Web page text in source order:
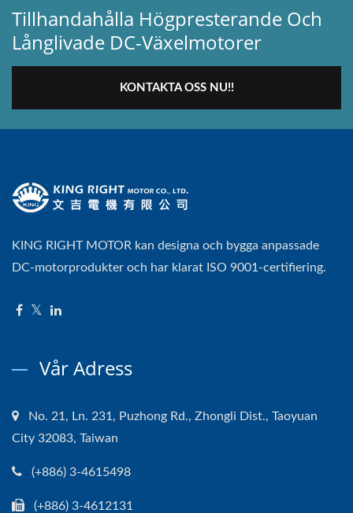
Tillhandahålla Högpresterande Och
Långlivade DC-Växelmotorer
KONTAKTA OSS NU!!
KING RIGHT MOTOR kan designa och bygga anpassade
DC-motorprodukter och har klarat ISO 9001-certifiering.
Vår Adress
No. 21, Ln. 231, Puzhong Rd., Zhongli Dist., Taoyuan
City 32083, Taiwan
(+886) 3-4615498
(+886) 3-4612131